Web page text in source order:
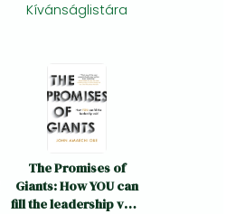
Kívánságlistára
The Promises of
Giants: How YOU can
fill the leadership void